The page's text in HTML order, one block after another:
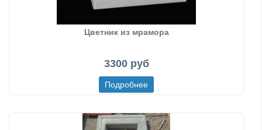
Цветник из мрамора
3300 руб